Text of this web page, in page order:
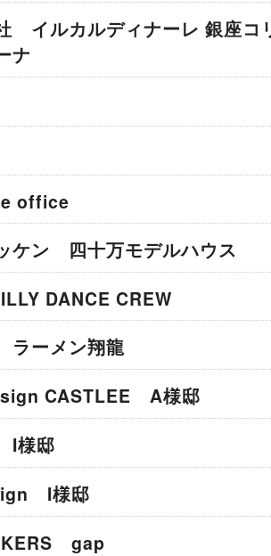
イルカルディナーレ 銀座
ナ
office
ケン 四十万モデルハウス
DANCE CREW
ーメン翔龍
CASTLEE A様邸
I様邸
I様邸
gap